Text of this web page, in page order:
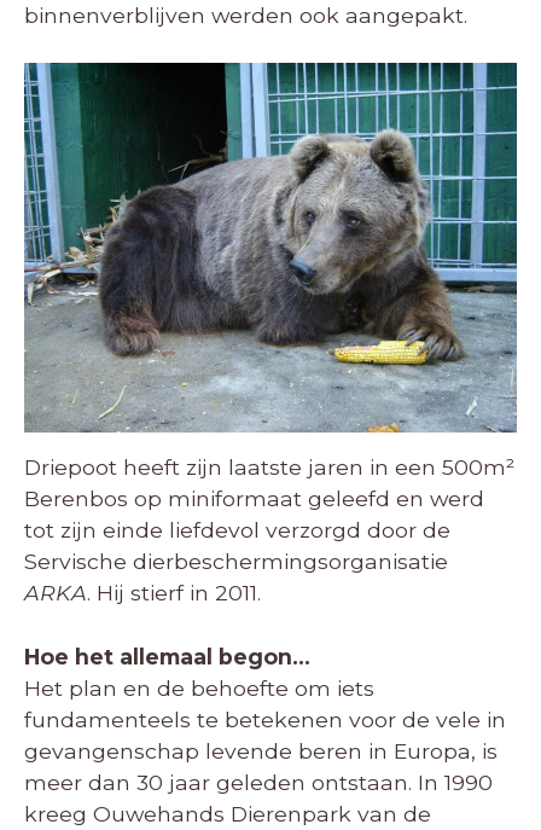
binnenverblijven werden ook aangepakt.
Driepoot heeft zijn laatste jaren in een 500m²
Berenbos op miniformaat geleefd en werd
tot zijn einde liefdevol verzorgd door de
Servische dierbeschermingsorganisatie
ARKA. Hij stierf in 2011.
Hoe het allemaal begon…
Het plan en de behoefte om iets
fundamenteels te betekenen voor de vele in
gevangenschap levende beren in Europa, is
meer dan 30 jaar geleden ontstaan. In 1990
kreeg Ouwehands Dierenpark van de